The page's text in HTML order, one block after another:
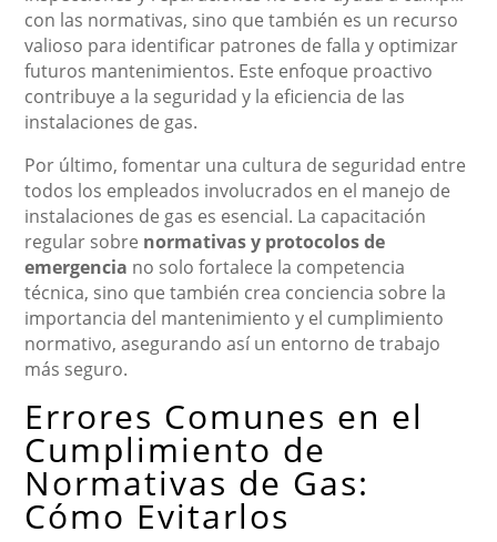
con las normativas, sino que también es un recurso
valioso para identificar patrones de falla y optimizar
futuros mantenimientos. Este enfoque proactivo
contribuye a la seguridad y la eficiencia de las
instalaciones de gas.
Por último, fomentar una cultura de seguridad entre
todos los empleados involucrados en el manejo de
instalaciones de gas es esencial. La capacitación
regular sobre normativas y protocolos de
emergencia no solo fortalece la competencia
técnica, sino que también crea conciencia sobre la
importancia del mantenimiento y el cumplimiento
normativo, asegurando así un entorno de trabajo
más seguro.
Errores Comunes en el
Cumplimiento de
Normativas de Gas:
Cómo Evitarlos